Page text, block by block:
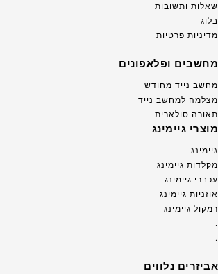
שאלות ותשובות
בלוג
מדיניות פרטיות
מחשבים ופלאפונים
מחשב נייד מחודש
מצלמה למחשב נייד
תאורה סולארית
מוצרי גיימינג
גיימינג
מקלדות גיימינג
עכברי גיימינג
אוזניות גיימינג
רמקול גיימינג
.
.
אביזרים נלווים